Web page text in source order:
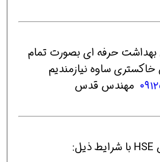
بهداشت حرفه ای بصورت تمام
ساوه نیازمندیم
مهندس قدس